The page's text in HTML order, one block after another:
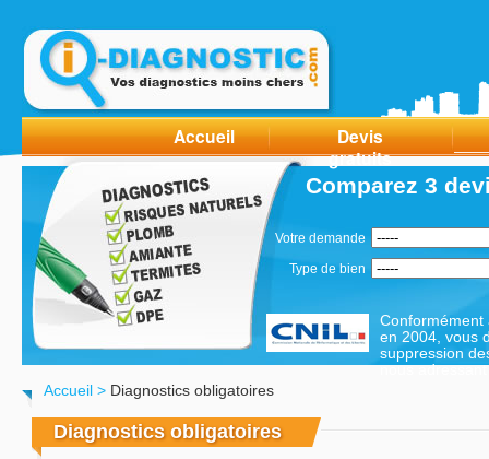
Accueil
Devis
gratuits
Comparez 3
Votre demande
Type de bien
Conformément
en 2004, vous
suppression
nous
Accueil > Diagnostics obligatoires
Diagnostics obligatoires